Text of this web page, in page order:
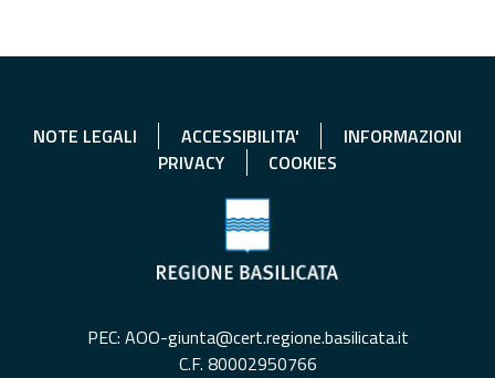
NOTE LEGALI ACCESSIBILITA'
INFORMAZIONI
PRIVACY
COOKIES
PEC: AOO-giunta@cert.regione.basilicata.it
C.F. 80002950766